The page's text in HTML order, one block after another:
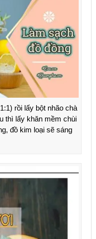
rồi lấy bột nhão chà
thì lấy khăn mềm chùi
đồ kim loại sẽ sáng